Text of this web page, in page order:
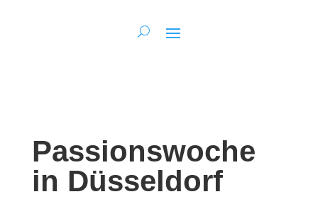
Passionswoche
in Düsseldorf